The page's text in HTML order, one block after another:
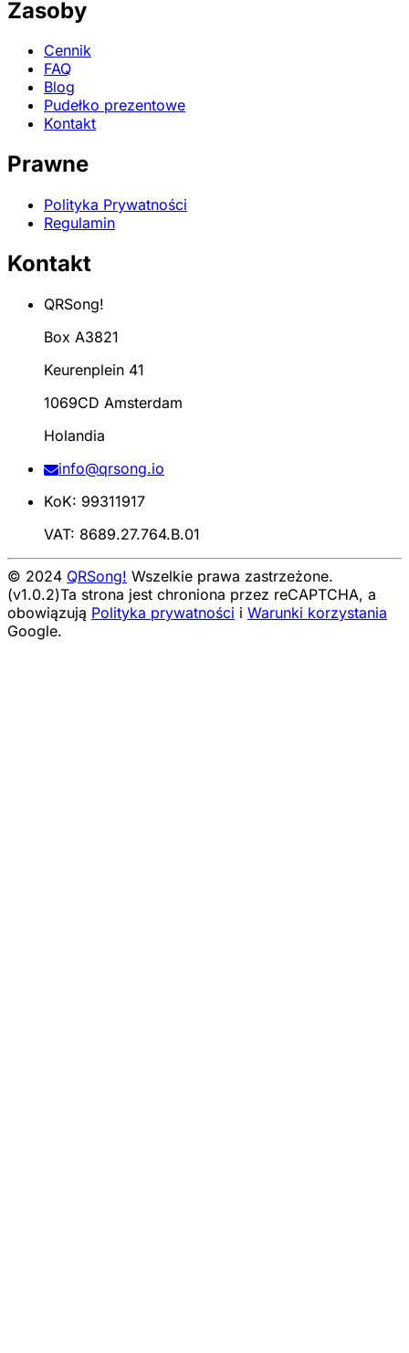
Zasoby
Cennik
FAQ
Blog
Pudełko prezentowe
Kontakt
Prawne
Polityka Prywatności
Regulamin
Kontakt
QRSong!
Box A3821
Keurenplein 41
1069CD Amsterdam
Holandia
info@qrsong.io
KoK: 99311917
VAT: 8689.27.764.B.01
© 2024 QRSong! Wszelkie prawa zastrzeżone.
(v1.0.2)Ta strona jest chroniona przez reCAPTCHA, a
obowiązują Polityka prywatności i Warunki korzystania
Google.